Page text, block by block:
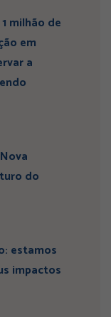
milhão de
em
a
do
estamos
impactos